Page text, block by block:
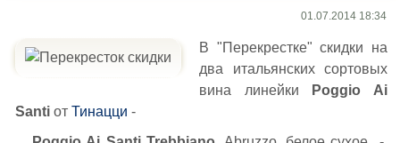
01.07.2014 18:34
В "Перекрестке" скидки на
два итальянских сортовых
вина линейки
Poggio Ai
Santi от Тинацци -